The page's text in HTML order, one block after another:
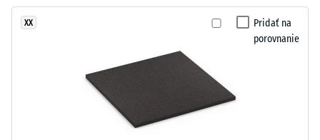
pripomína
pletené
Tlmenie
nárazov,
produkt
Pridať na
porovnanie
XX